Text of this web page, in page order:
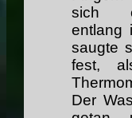
sich
entlang
saugte
fest,
Der